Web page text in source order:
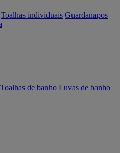
Toalhas individuais Guardanapos
Toalhas de banho Luvas de banho